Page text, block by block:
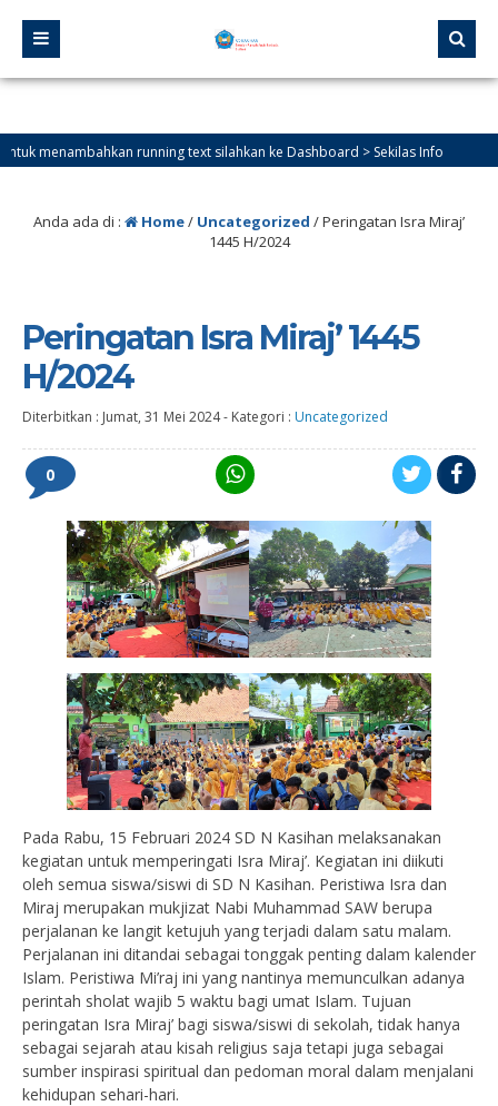
running text silahkan ke Dashboard > Sekilas Info
Anda ada di : Home/ Uncategorized /Peringatan Isra Miraj’
1445 H/2024
Peringatan Isra Miraj’ 1445
H/2024
Diterbitkan : Jumat, 31 Mei 2024- Kategori : Uncategorized
0
Pada Rabu, 15 Februari 2024 SD N Kasihan melaksanakan
kegiatan untuk memperingati Isra Miraj’. Kegiatan ini diikuti
oleh semua siswa/siswi di SD N Kasihan. Peristiwa Isra dan
Miraj merupakan mukjizat Nabi Muhammad SAW berupa
perjalanan ke langit ketujuh yang terjadi dalam satu malam.
Perjalanan ini ditandai sebagai tonggak penting dalam kalender
Islam. Peristiwa Mi’raj ini yang nantinya memunculkan adanya
perintah sholat wajib 5 waktu bagi umat Islam. Tujuan
peringatan Isra Miraj’ bagi siswa/siswi di sekolah, tidak hanya
sebagai sejarah atau kisah religius saja tetapi juga sebagai
sumber inspirasi spiritual dan pedoman moral dalam menjalani
kehidupan sehari-hari.